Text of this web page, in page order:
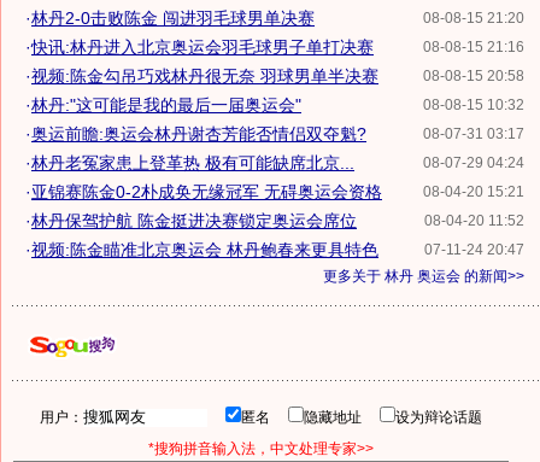
08-08-15 21:20
·林丹2-0击败陈金 闯进羽毛球男单决赛
08-08-15 21:16
·快讯:林丹进入北京奥运会羽毛球男子单打决赛
08-08-15 20:58
·视频:陈金勾吊巧戏林丹很无奈 羽球男单半决赛
08-08-15 10:32
·林丹:"这可能是我的最后一届奥运会"
08-07-31 03:17
·奥运前瞻:奥运会林丹谢杏芳能否情侣双夺魁?
08-07-29 04:24
·林丹老冤家患上登革热 极有可能缺席北京...
08-04-20 15:21
·亚锦赛陈金0-2朴成奂无缘冠军 无碍奥运会资格
08-04-20 11:52
·林丹保驾护航 陈金挺进决赛锁定奥运会席位
07-11-24 20:47
·视频:陈金瞄准北京奥运会 林丹鲍春来更具特色
更多关于 林丹 奥运会 的新闻>>
用户： 匿名 隐藏地址
设为辩论话题
*搜狗拼音输入法，中文处理专家>>